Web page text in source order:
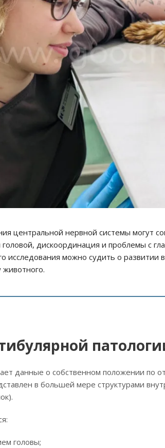
центральной нервной системы могут
дискоординация и проблемы с
исследования можно судить о развитии
животного.
данные о собственном положении по
в большей мере структурами
головы;